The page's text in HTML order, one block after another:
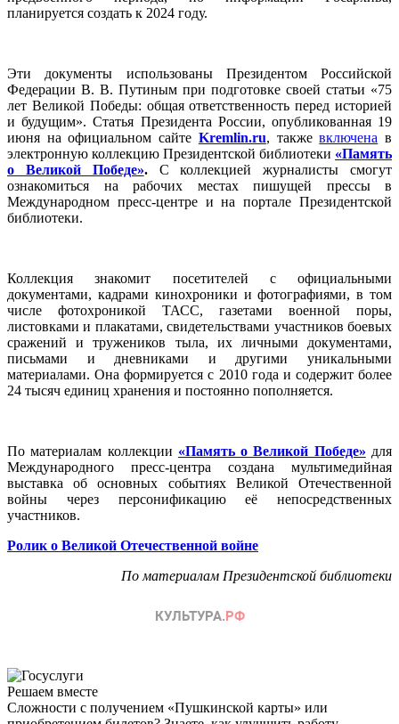
планируется создать к 2024 году.
Эти документы использованы Президентом Российской
Федерации В. В. Путиным при подготовке своей статьи «75
лет Великой Победы: общая ответственность перед историей
и будущим». Статья Президента России, опубликованная 19
июня на официальном сайте Kremlin.ru, такжевключена в
электронную коллекцию Президентской библиотеки «Память
о Великой Победе».С коллекцией журналисты смогут
ознакомиться на рабочих местах пишущей прессы в
Международном пресс-центре и на портале Президентской
библиотеки.
Коллекция знакомит посетителей с официальными
документами, кадрами кинохроники и фотографиями, в том
числе фотохроникой ТАСС, газетами военной поры,
листовками и плакатами, свидетельствами участников боевых
сражений и тружеников тыла, их личными документами,
письмами и дневниками и другими уникальными
материалами. Она формируется с 2010 года и содержит более
24 тысяч единиц хранения и постоянно пополняется.
По материалам коллекции «Память о Великой Победе» для
Международного пресс-центра создана мультимедийная
выставка об основных событиях Великой Отечественной
войны через персонификацию её непосредственных
участников.
Ролик о Великой Отечественной войне
По материалам Президентской библиотеки
Решаем вместе
Сложности с получением «Пушкинской карты» или